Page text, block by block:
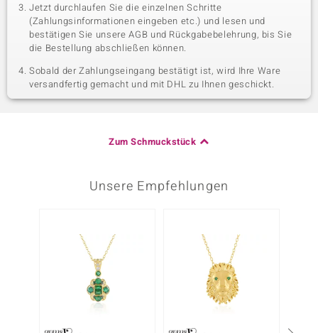
Jetzt durchlaufen Sie die einzelnen Schritte
(Zahlungsinformationen eingeben etc.) und lesen und
bestätigen Sie unsere AGB und Rückgabebelehrung, bis Sie
die Bestellung abschließen können.
Sobald der Zahlungseingang bestätigt ist, wird Ihre Ware
versandfertig gemacht und mit DHL zu Ihnen geschickt.
Zum Schmuckstück
Unsere Empfehlungen